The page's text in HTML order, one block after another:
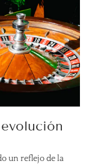
un reflejo de la